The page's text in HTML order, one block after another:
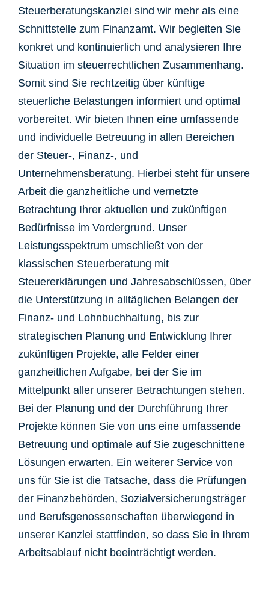
Steuerberatungskanzlei sind wir mehr als eine
Schnittstelle zum Finanzamt. Wir begleiten Sie
konkret und kontinuierlich und analysieren Ihre
Situation im steuerrechtlichen Zusammenhang.
Somit sind Sie rechtzeitig über künftige
steuerliche Belastungen informiert und optimal
vorbereitet. Wir bieten Ihnen eine umfassende
und individuelle Betreuung in allen Bereichen
der Steuer-, Finanz-, und
Unternehmensberatung. Hierbei steht für unsere
Arbeit die ganzheitliche und vernetzte
Betrachtung Ihrer aktuellen und zukünftigen
Bedürfnisse im Vordergrund. Unser
Leistungsspektrum umschließt von der
klassischen Steuerberatung mit
Steuererklärungen und Jahresabschlüssen, über
die Unterstützung in alltäglichen Belangen der
Finanz- und Lohnbuchhaltung, bis zur
strategischen Planung und Entwicklung Ihrer
zukünftigen Projekte, alle Felder einer
ganzheitlichen Aufgabe, bei der Sie im
Mittelpunkt aller unserer Betrachtungen stehen.
Bei der Planung und der Durchführung Ihrer
Projekte können Sie von uns eine umfassende
Betreuung und optimale auf Sie zugeschnittene
Lösungen erwarten. Ein weiterer Service von
uns für Sie ist die Tatsache, dass die Prüfungen
der Finanzbehörden, Sozialversicherungsträger
und Berufsgenossenschaften überwiegend in
unserer Kanzlei stattfinden, so dass Sie in Ihrem
Arbeitsablauf nicht beeinträchtigt werden.